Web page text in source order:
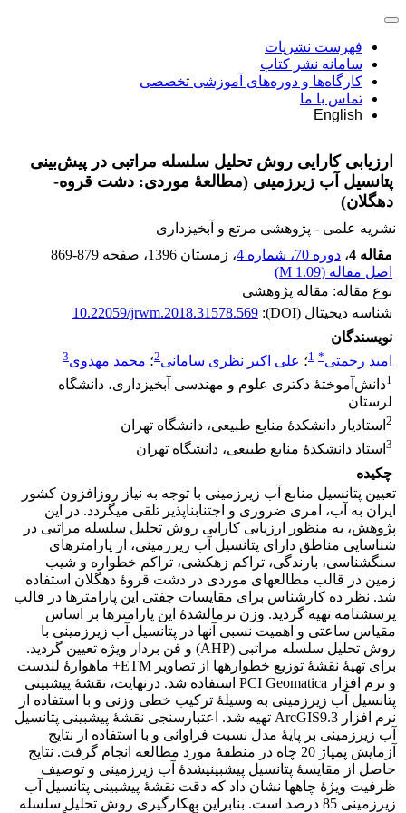
فهرست نشریات
سامانه نشر کتاب
کارگاه‌ها و دوره‌های آموزشی تخصصی
تماس با ما
English
ارزیابی کارایی روش تحلیل سلسله مراتبی در پیش‌بینی
پتانسیل آب زیرزمینی (مطالعۀ موردی: دشت قروه-
دهگلان)
نشریه علمی - پژوهشی مرتع و آبخیزداری
مقاله 4
، دوره 70، شماره 4 ، زمستان 1396 ، صفحه 869-879
اصل مقاله (1.09 M
)
نوع مقاله: مقاله پژوهشی
شناسه دیجیتال (DOI):
10.22059/jrwm.2018.31578.569
نویسندگان
امید رحمتی*
1؛ علی اکبر نظری سامانی2؛ محمد مهدوی3
1دانش‌آموختۀ دکتری علوم و مهندسی آبخیزداری، دانشگاه
لرستان
2 استادیار دانشکدۀ منابع طبیعی، دانشگاه تهران
3 استاد دانشکدۀ منابع طبیعی، دانشگاه تهران
چکیده
تعیین پتانسیل منابع آب زیرزمینی با توجه به نیاز روز­افزون کشور
ایران به آب، امری ضروری و اجتناب­ناپذیر تلقی می­گردد. در این
پژوهش، به منظور ارزیابی کارایی روش تحلیل سلسله مراتبی در
شناسایی مناطق دارای پتانسیل آب زیرزمینی، از پارامتر­های
سنگ­شناسی، بارندگی، تراکم زهکشی، تراکم خطواره و شیب
زمین در قالب مطالعه­ای موردی در دشت قروۀ دهگلان استفاده
شد. نظر ده کارشناس برای مقایسات جفتی این پارامتر­ها در قالب
پرسش­نامه تهیه گردید. وزن نرمال­شدۀ این پارامتر­ها بر اساس
مقیاس ساعتی و اهمیت نسبی آن­ها در پتانسیل آب زیرزمینی با
روش تحلیل سلسله مراتبی (AHP) و فن بردار ویژه تعیین گردید.
برای تهیۀ نقشۀ توزیع خطواره­ها از تصاویر ETM+ ماهوارۀ لندست
و نرم افزار PCI Geomatica استفاده شد. درنهایت، نقشۀ پیش­بینی
پتانسیل آب زیرزمینی به وسیلۀ ترکیب خطی وزنی و با استفاده از
نرم افزار ArcGIS­9.3 تهیه شد. اعتبار­سنجی نقشۀ پیش­بینی پتانسیل
آب زیرزمینی بر پایۀ مدل نسبت فراوانی و با استفاده از نتایج
آزمایش پمپاژ 20 چاه­ در منطقۀ مورد مطالعه انجام گرفت. نتایج
حاصل از مقایسۀ پتانسیل پیش­بینی­شدۀ آب زیرزمینی و توصیف
ظرفیت ویژۀ چاه­ها نشان داد که دقت نقشۀ پیش­بینی پتانسیل آب
زیرزمینی 85 درصد است. بنابراین به­کارگیری روش تحلیل سلسله